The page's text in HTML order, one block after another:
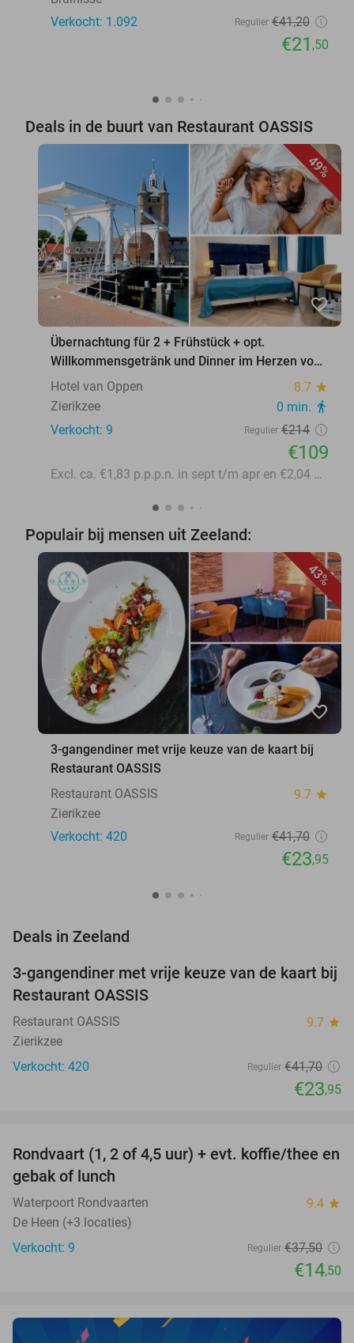
Verkocht: 1.092
Regulier €41,20
€21 ,50
Deals in de buurt van Restaurant OASSIS
49%
favorite_border
Übernachtung für 2 + Frühstück + opt.
Willkommensgetränk und Dinner im Herzen von
Zierikzee
Hotel van Oppen 8.7 star
Zierikzee 0 min. directions_walk
Verkocht: 9 Regulier €214
€109
Excl. ca. €1,83 p.p.p.n. in sept t/m apr en €2,04 p.p.p.n. in mei t/m aug toeristenbelasting
Populair bij mensen uit Zeeland:
43%
favorite_border
3-gangendiner met vrije keuze van de kaart bij
Restaurant OASSIS
Restaurant OASSIS
9.7 star
Zierikzee
Verkocht: 420
Regulier €41,70
€23,95
Deals in Zeeland
43%
3-gangendiner met vrije keuze van de kaart bij
Restaurant OASSIS
Restaurant OASSIS 9.7 star
Zierikzee
Verkocht: 420
Regulier €41,70
€23,95
61%
TODAY
Rondvaart (1, 2 of 4,5 uur) + evt. koffie/thee en
gebak of lunch
Waterpoort Rondvaarten 9.4 star
De Heen (+3 locaties)
Verkocht: 9
Regulier €37,50
€14,50